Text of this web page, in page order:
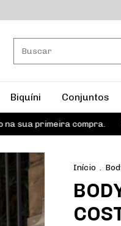
Biquíni Conjuntos
primeira compra.
Início .